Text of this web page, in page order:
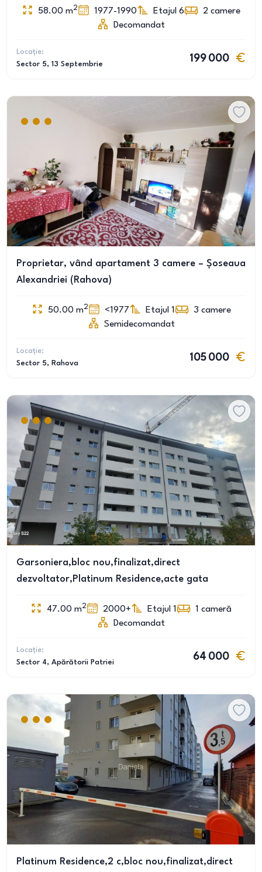
58.00 m2 1977-1990 Etajul 6 2 camere
Decomandat
Locație:
Sector 5, 13 Septembrie
199 000
Proprietar, vând apartament 3 camere – Șoseaua
Alexandriei (Rahova)
50.00 m2 <1977 Etajul 1 3 camere
Semidecomandat
Locație:
Sector 5, Rahova
105 000
Garsoniera,bloc nou,finalizat,direct
dezvoltator,Platinum Residence,acte gata
47.00 m2 2000+ Etajul 1 1 cameră
Decomandat
Locație:
Sector 4, Apărătorii Patriei
64 000
Platinum Residence,2 c,bloc nou,finalizat,direct